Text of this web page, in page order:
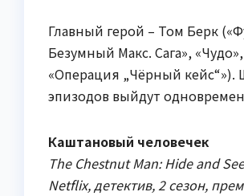
Главный герой – Том Берк
Безумный Макс. Сага», «Чудо»,
«Операция „Чёрный кейс“»).
эпизодов выйдут
Каштановый человечек
The Chestnut Man: Hide and
Netflix, детектив, 2 сезон,